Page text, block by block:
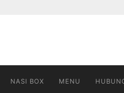
NASI BOX MENU